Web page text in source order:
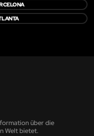
über die
Welt bietet.